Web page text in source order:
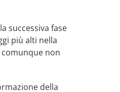
successiva fase
più alti nella
non
della